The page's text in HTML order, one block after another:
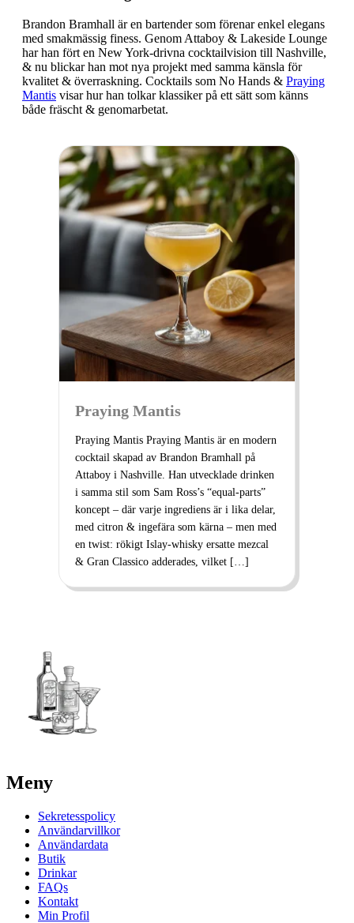
Brandon Bramhall är en bartender som förenar enkel elegans
med smakmässig finess. Genom Attaboy & Lakeside Lounge
har han fört en New York-drivna cocktailvision till Nashville,
& nu blickar han mot nya projekt med samma känsla för
kvalitet & överraskning. Cocktails som No Hands & Praying
Mantis visar hur han tolkar klassiker på ett sätt som känns
både fräscht & genomarbetat.
Praying Mantis
Praying Mantis Praying Mantis är en modern
cocktail skapad av Brandon Bramhall på
Attaboy i Nashville. Han utvecklade drinken
i samma stil som Sam Ross’s “equal-parts”
koncept – där varje ingrediens är i lika delar,
med citron & ingefära som kärna – men med
en twist: rökigt Islay-whisky ersatte mezcal
& Gran Classico adderades, vilket […]
Meny
Sekretesspolicy
Användarvillkor
Användardata
Butik
Drinkar
FAQs
Kontakt
Min Profil